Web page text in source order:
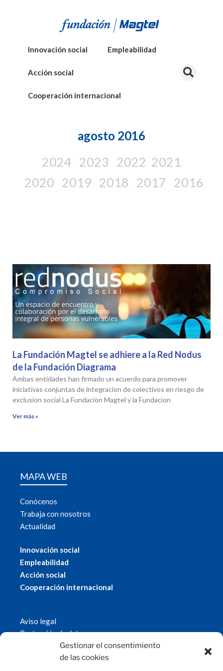
Gestionar el consentimiento
de las cookies
Innovación social Empleabilidad
Acción social
Cooperación internacional
agosto 2016
2024 2023 2022 2021
2020 2019 2018 2017 2016
La Fundación Magtel se adhiere a la Red Nodus
de la Fundación Diagrama
Ambas entidades han firmado un acuerdo para promover
iniciativas conjuntas de integracion de colectivos en riesgo de
exclusion social La Fundacion Magtel y la Fundacion
Ver más »
MAPA WEB
Conócenos
Trabaja con nosotros
Actualidad
Innovación social
Empleabilidad
Acción social
Cooperación internacional
Aviso legal
Protección de datos
Política de cookies
© 2019 Fundación Magtel.